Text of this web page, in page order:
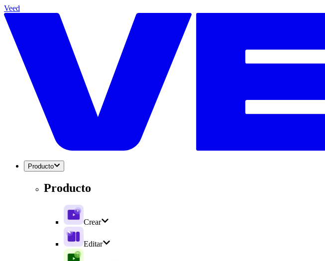
Veed
Producto
Producto
Crear
Editar